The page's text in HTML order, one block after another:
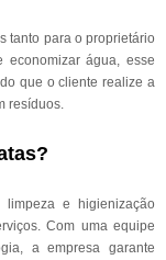
tanto para o proprietário
água, esse
que o cliente realize a
resíduos.
e higienização
Com uma equipe
a empresa garante